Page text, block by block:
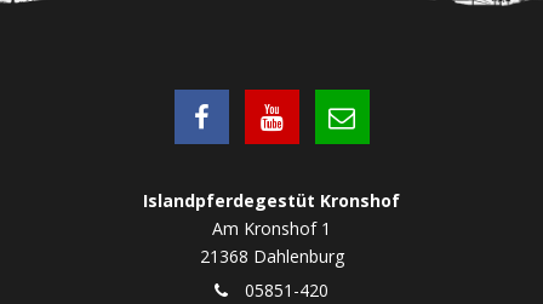
Islandpferdegestüt Kronshof
Am Kronshof 1
21368 Dahlenburg
05851-420